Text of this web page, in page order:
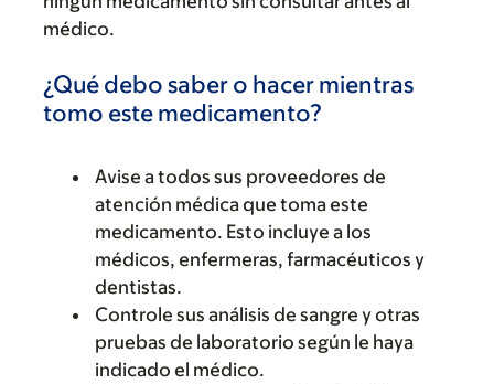
médico.
¿Qué debo saber o hacer mientras
tomo este medicamento?
Avise a todos sus proveedores de
atención médica que toma este
medicamento. Esto incluye a los
médicos, enfermeras, farmacéuticos y
dentistas.
Controle sus análisis de sangre y otras
pruebas de laboratorio según le haya
indicado el médico.